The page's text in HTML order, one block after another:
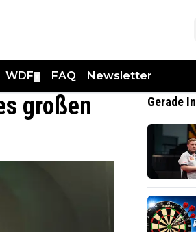
WDF FAQ Newsletter
großen
Gerade In